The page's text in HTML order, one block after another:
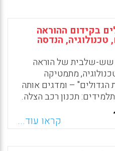
בקידום ההוראה
הנדסה
שש-שלבית של הוראה
מתמטיקה
הגדולים" – ומדגים אותה
תכנון רכב הצלה.
קראו עוד...